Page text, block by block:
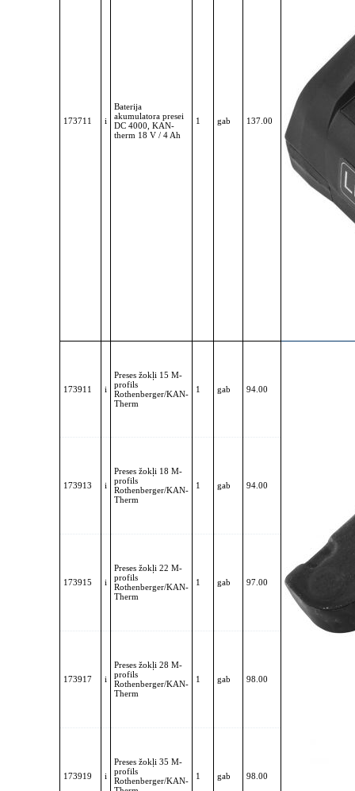
173711 i
Baterija
akumulatora presei
DC 4000, KAN-
therm 18 V / 4 Ah
1 gab 137.00
173911 i
Preses žokļi 15 M-
profils
Rothenberger/KAN-
Therm
1 gab 94.00
173913 i
Preses žokļi 18 M-
profils
Rothenberger/KAN-
Therm
1 gab 94.00
173915 i
Preses žokļi 22 M-
profils
Rothenberger/KAN-
Therm
1 gab 97.00
173917 i
Preses žokļi 28 M-
profils
Rothenberger/KAN-
Therm
1 gab 98.00
173919 i
Preses žokļi 35 M-
profils
Rothenberger/KAN-
1 gab 98.00